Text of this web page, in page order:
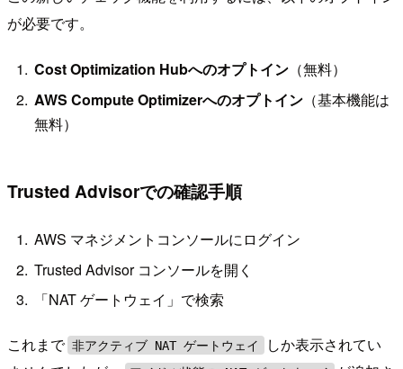
が必要です。
Cost Optimization Hubへのオプトイン （無料）
AWS Compute Optimizerへのオプトイン （基本機能は
無料）
Trusted Advisorでの確認手順
AWS マネジメントコンソールにログイン
Trusted Advisor コンソールを開く
「NAT ゲートウェイ」で検索
これまで 非アクティブ NAT ゲートウェイ
しか表示されてい